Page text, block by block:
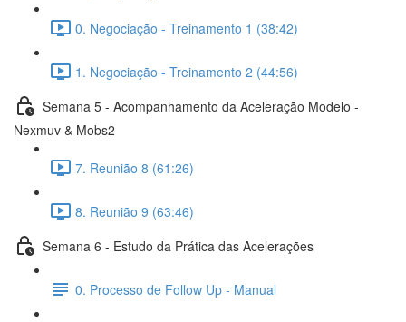
0. Negociação - Treinamento 1 (38:42)
1. Negociação - Treinamento 2 (44:56)
Semana 5 - Acompanhamento da Aceleração Modelo -
Nexmuv & Mobs2
7. Reunião 8 (61:26)
8. Reunião 9 (63:46)
Semana 6 - Estudo da Prática das Acelerações
0. Processo de Follow Up - Manual